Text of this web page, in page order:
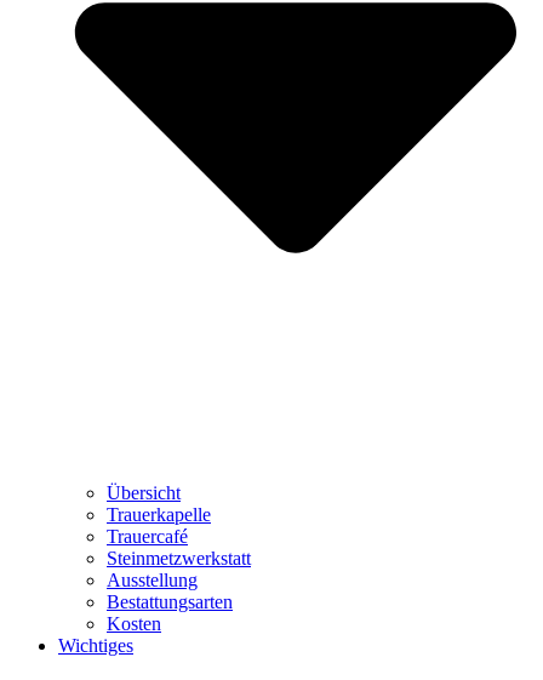
Übersicht
Trauerkapelle
Trauercafé
Steinmetzwerkstatt
Ausstellung
Bestattungsarten
Kosten
Wichtiges